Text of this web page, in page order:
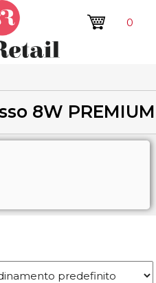
0
8W PREMIUM